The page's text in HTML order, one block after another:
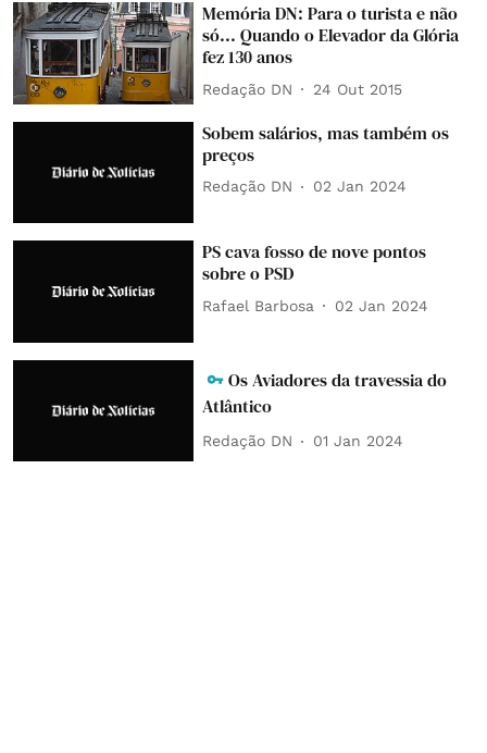
Memória DN: Para o turista e não
só... Quando o Elevador da Glória
fez 130 anos
Redação DN 24 Out 2015
Sobem salários, mas também os
preços
Redação DN 02 Jan 2024
PS cava fosso de nove pontos
sobre o PSD
Rafael Barbosa 02 Jan 2024
Os Aviadores da travessia do
Atlântico
Redação DN 01 Jan 2024